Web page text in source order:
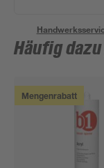
Häufig
Mengenrabatt